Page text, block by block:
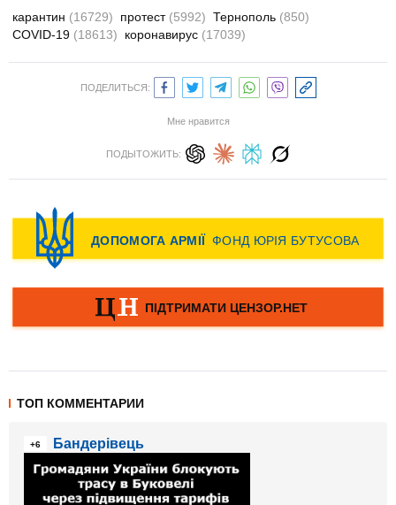
карантин (16729) протест (5992) Тернополь (850)
COVID-19 (18613) коронавирус (17039)
ПОДЕЛИТЬСЯ:
Мне нравится
ПОДЫТОЖИТЬ:
ТОП КОММЕНТАРИИ
+6 Бандерівець